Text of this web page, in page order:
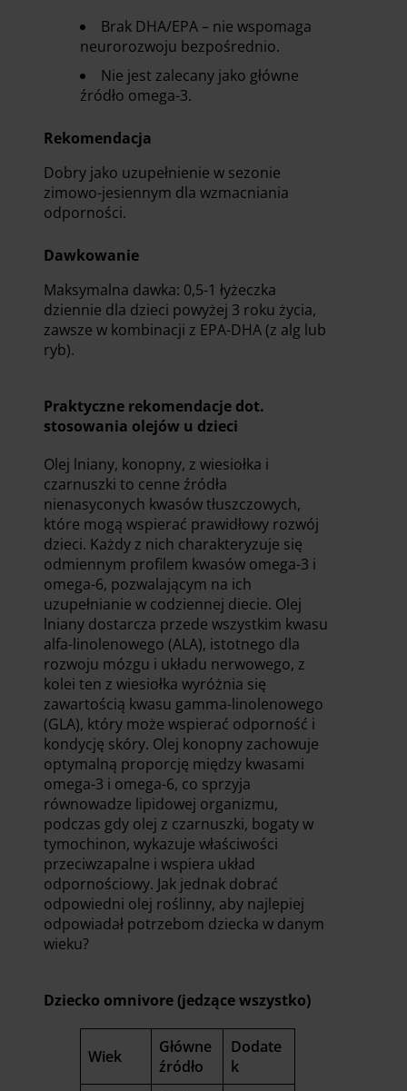
Brak DHA/EPA – nie wspomaga
neurorozwoju bezpośrednio.
Nie jest zalecany jako główne
źródło omega-3.
Rekomendacja
Dobry jako uzupełnienie w sezonie
zimowo-jesiennym dla wzmacniania
odporności.
Dawkowanie
Maksymalna dawka: 0,5-1 łyżeczka
dziennie dla dzieci powyżej 3 roku życia,
zawsze w kombinacji z EPA-DHA (z alg lub
ryb).
Praktyczne rekomendacje dot.
stosowania olejów u dzieci
Olej lniany, konopny, z wiesiołka i
czarnuszki to cenne źródła
nienasyconych kwasów tłuszczowych,
które mogą wspierać prawidłowy rozwój
dzieci. Każdy z nich charakteryzuje się
odmiennym profilem kwasów omega-3 i
omega-6, pozwalającym na ich
uzupełnianie w codziennej diecie. Olej
lniany dostarcza przede wszystkim kwasu
alfa-linolenowego (ALA), istotnego dla
rozwoju mózgu i układu nerwowego, z
kolei ten z wiesiołka wyróżnia się
zawartością kwasu gamma-linolenowego
(GLA), który może wspierać odporność i
kondycję skóry. Olej konopny zachowuje
optymalną proporcję między kwasami
omega-3 i omega-6, co sprzyja
równowadze lipidowej organizmu,
podczas gdy olej z czarnuszki, bogaty w
tymochinon, wykazuje właściwości
przeciwzapalne i wspiera układ
odpornościowy. Jak jednak dobrać
odpowiedni olej roślinny, aby najlepiej
odpowiadał potrzebom dziecka w danym
wieku?
Dziecko omnivore (jedzące wszystko)
Wiek
Główne
źródło
Dodate
k